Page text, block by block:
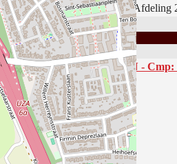
02/02/2025 15:00 Recrea 1e Afdeling
Locatie
F.C. IK DIEN - Cmp: